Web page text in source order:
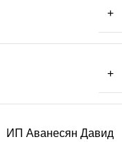
+
+
ИП Аванесян Давид